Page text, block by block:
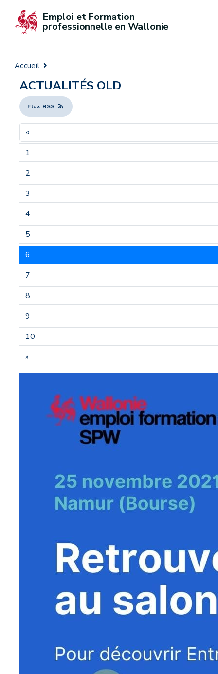
Emploi et Formation
professionnelle en Wallonie
Accueil
ACTUALITÉS OLD
Flux RSS
«
1
2
3
4
5
6
7
8
9
10
»